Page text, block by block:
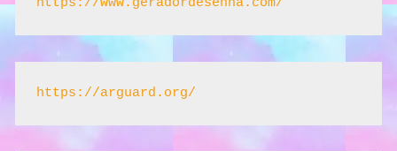
https://www.geradordesenha.com/
https://arguard.org/